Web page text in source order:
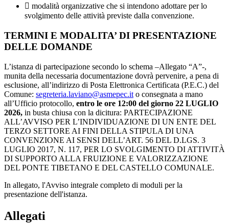
 modalità organizzative che si intendono adottare per lo
svolgimento delle attività previste dalla convenzione.
TERMINI E MODALITA’ DI PRESENTAZIONE
DELLE DOMANDE
L’istanza di partecipazione secondo lo schema –Allegato “A”-,
munita della necessaria documentazione dovrà pervenire, a pena di
esclusione, all’indirizzo di Posta Elettronica Certificata (P.E.C.) del
Comune: segreteria.laviano@asmepec.it o consegnata a mano
all’Ufficio protocollo, entro le ore 12:00 del giorno 22 LUGLIO
2026, in busta chiusa con la dicitura: PARTECIPAZIONE
ALL’AVVISO PER L’INDIVIDUAZIONE DI UN ENTE DEL
TERZO SETTORE AI FINI DELLA STIPULA DI UNA
CONVENZIONE AI SENSI DELL’ART. 56 DEL D.LGS. 3
LUGLIO 2017, N. 117, PER LO SVOLGIMENTO DI ATTIVITÀ
DI SUPPORTO ALLA FRUIZIONE E VALORIZZAZIONE
DEL PONTE TIBETANO E DEL CASTELLO COMUNALE.
In allegato, l'Avviso integrale completo di moduli per la
presentazione dell'istanza.
Allegati